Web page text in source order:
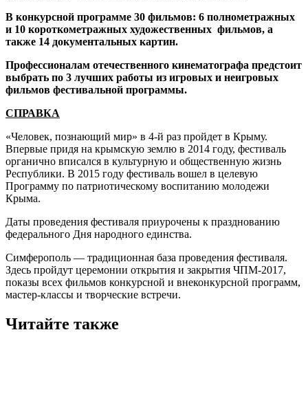
В конкурсной программе 30 фильмов: 6 полнометражных
и 10 короткометражных художественных фильмов, а
также 14 документальных картин.
Профессионалам отечественного кинематографа предстоит
выбрать по 3 лучших работы из игровых и неигровых
фильмов фестивальной программы.
СПРАВКА
«Человек, познающий мир» в 4-й раз пройдет в Крыму.
Впервые придя на крымскую землю в 2014 году, фестиваль
органично вписался в культурную и общественную жизнь
Республики. В 2015 году фестиваль вошел в целевую
Программу по патриотическому воспитанию молодежи
Крыма.
Даты проведения фестиваля приурочены к празднованию
федерального Дня народного единства.
Симферополь — традиционная база проведения фестиваля.
Здесь пройдут церемонии открытия и закрытия ЧПМ-2017,
показы всех фильмов конкурсной и внеконкурсной программ,
мастер-классы и творческие встречи.
Читайте также